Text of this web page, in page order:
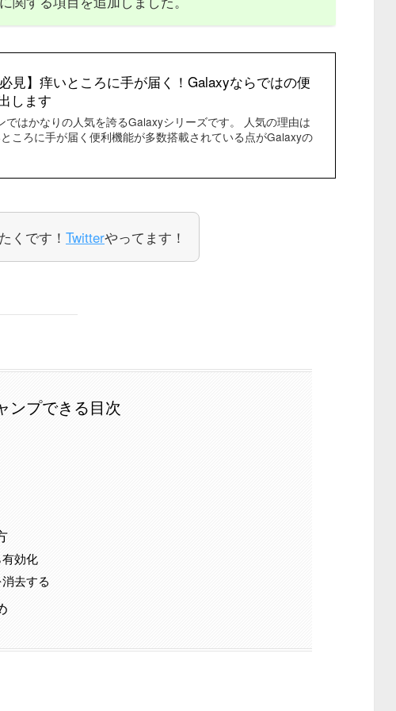
見】痒いところに手が届く！Galaxyならではの便
します
ではかなりの人気を誇るGalaxyシリーズです。 人気の理由は
ころに手が届く便利機能が多数搭載されている点がGalaxyの
くです！ Twitterやってます！
ンプできる目次
効化
去する